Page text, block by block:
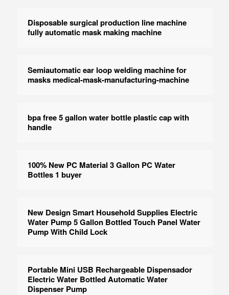
Disposable surgical production line machine
fully automatic mask making machine
Semiautomatic ear loop welding machine for
masks medical-mask-manufacturing-machine
bpa free 5 gallon water bottle plastic cap with
handle
100% New PC Material 3 Gallon PC Water
Bottles 1 buyer
New Design Smart Household Supplies Electric
Water Pump 5 Gallon Bottled Touch Panel Water
Pump With Child Lock
Portable Mini USB Rechargeable Dispensador
Electric Water Bottled Automatic Water
Dispenser Pump